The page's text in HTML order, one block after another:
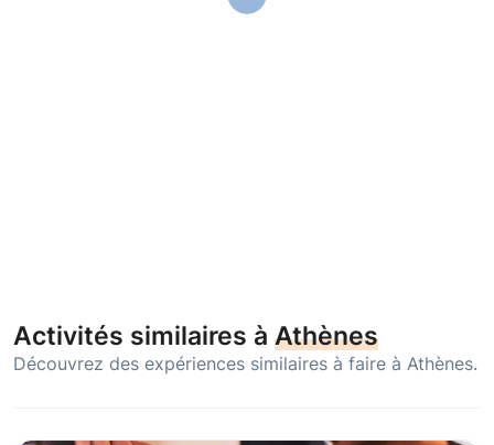
Activités similaires à Athènes
Découvrez des expériences similaires à faire à Athènes.